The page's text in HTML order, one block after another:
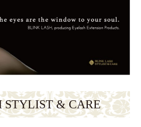
STYLIST & CARE